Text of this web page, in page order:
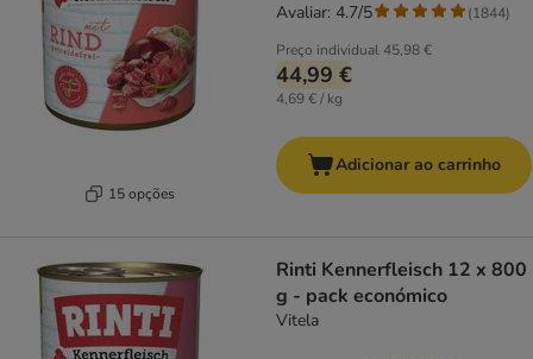
15 opções
Preço individual45,98 €
44,99 €
4,69 € / kg
Avaliar: 4.7/5 (1844)
Adicionar ao carrinho
Rinti Kennerfleisch 12 x 800
g - pack económico
Vitela